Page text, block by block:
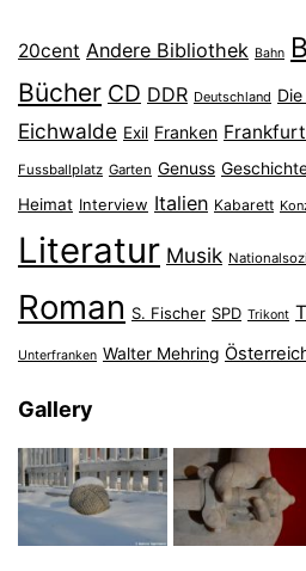
20cent Andere Bibliothek Bahn
Bücher CD DDR Deutschland
Eichwalde Exil Franken
Fussballplatz Garten Genuss
Heimat Interview Italien Kabarett
Literatur Musik
Roman S. Fischer SPD Trikont
Unterfranken Walter Mehring
Gallery